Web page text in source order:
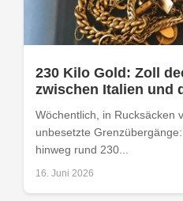
230 Kilo Gold: Zoll
zwischen Italien und
Wöchentlich, in Rucksäcken
unbesetzte
hinweg rund 230...
16. Juni 2026